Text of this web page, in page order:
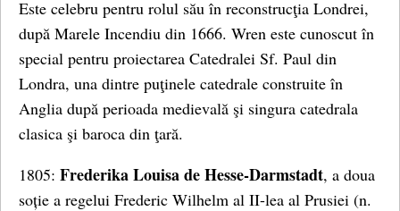
Este celebru pentru rolul său în reconstrucţia Londrei,
după Marele Incendiu din 1666. Wren este cunoscut în
special pentru proiectarea Catedralei Sf. Paul din
Londra, una dintre puţinele catedrale construite în
Anglia după perioada medievală şi singura catedrala
clasica şi baroca din ţară.
1805: Frederika Louisa de Hesse-Darmstadt, a doua
soție a regelui Frederic Wilhelm al II-lea al Prusiei (n.